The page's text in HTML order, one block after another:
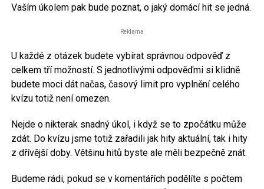
Vaším úkolem pak bude poznat, o jaký domácí hit se jedná.
Reklama
U každé z otázek budete vybírat správnou odpověď z
celkem tří možností. S jednotlivými odpověďmi si klidně
budete moci dát načas, časový limit pro vyplnění celého
kvízu totiž není omezen.
Nejde o nikterak snadný úkol, i když se to zpočátku může
zdát. Do kvízu jsme totiž zařadili jak hity aktuální, tak i hity
z dřívější doby. Většinu hitů byste ale měli bezpečně znát.
Budeme rádi, pokud se v komentářích podělíte s počtem